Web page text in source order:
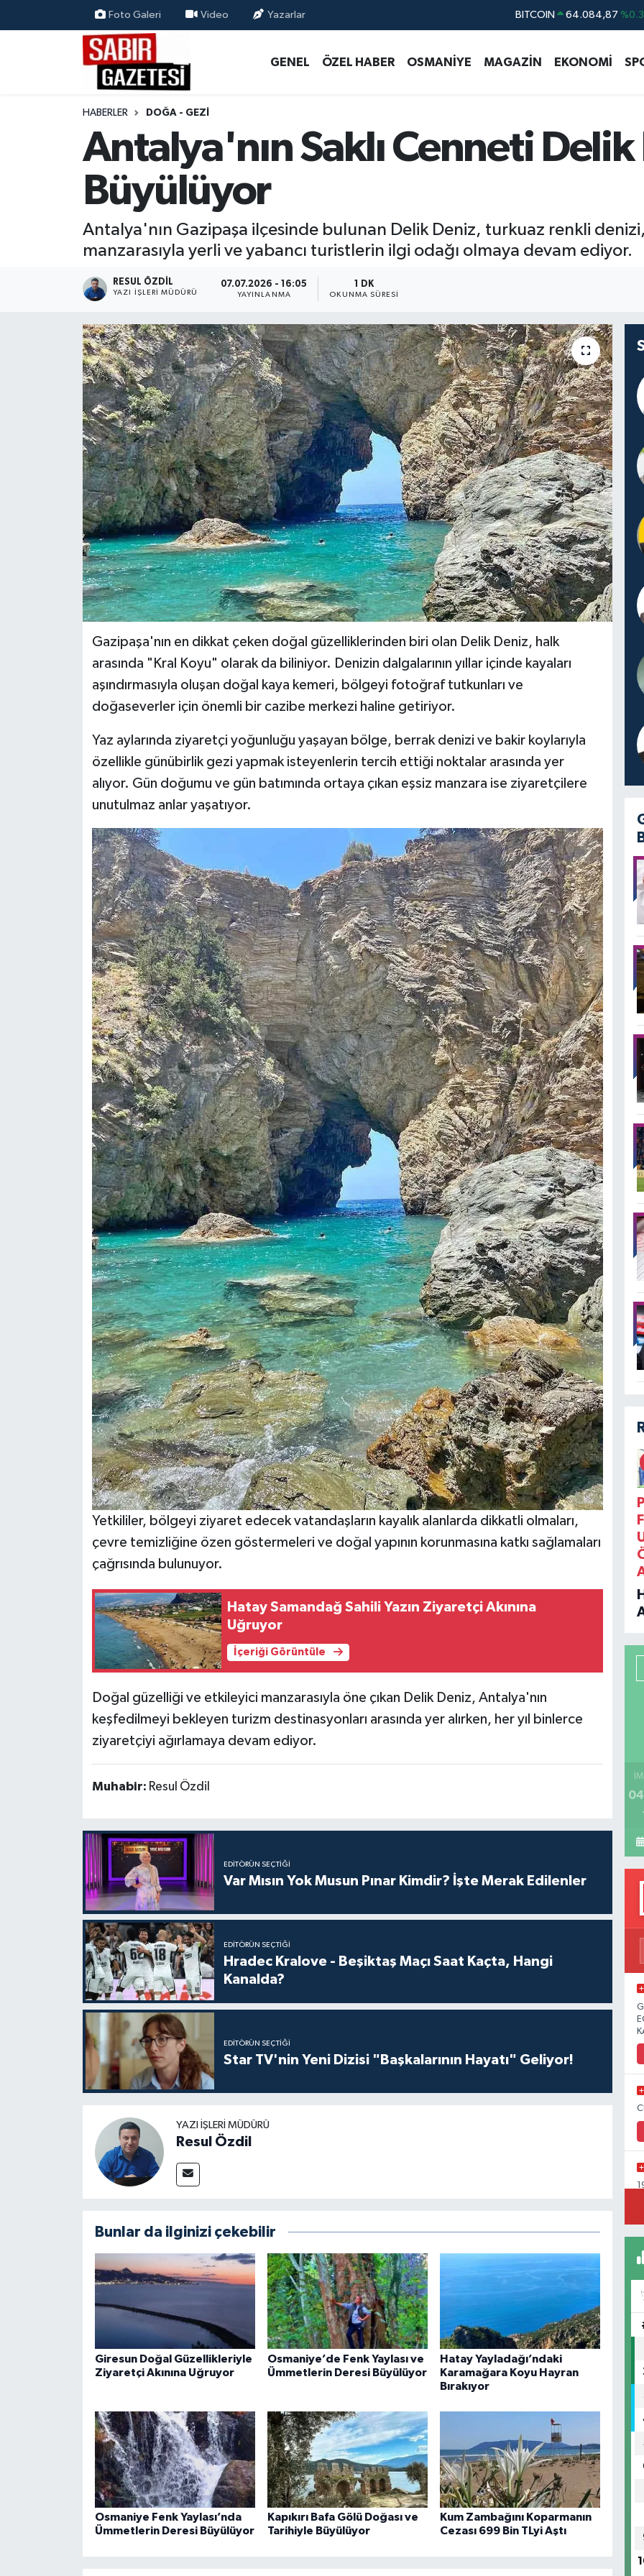
Foto Galeri Video Yazarlar BITCOIN 64.084,87
EURO 55,0126
BİST100 13.647 %-
GENEL ÖZEL HABER OSMANİYE MAGAZİN EKONOMİ
HABERLER DOĞA - GEZI
Antalya'nın Saklı Cenneti
Büyülüyor
Antalya'nın Gazipaşa ilçesinde bulunan Delik Deniz, turkuaz renkli
manzarasıyla yerli ve yabancı turistlerin ilgi odağı olmaya devam ediyor.
RESUL ÖZDIL
YAZI İŞLERI MÜDÜRÜ
07.07.2026 - 16:05
YAYINLANMA
1 DK
OKUNMA SÜRESI
Gazipaşa'nın en dikkat çeken doğal güzelliklerinden biri olan Delik Deniz, halk
arasında "Kral Koyu" olarak da biliniyor. Denizin dalgalarının yıllar içinde kayaları
aşındırmasıyla oluşan doğal kaya kemeri, bölgeyi fotoğraf tutkunları ve
doğaseverler için önemli bir cazibe merkezi haline getiriyor.
Yaz aylarında ziyaretçi yoğunluğu yaşayan bölge, berrak denizi ve bakir koylarıyla
özellikle günübirlik gezi yapmak isteyenlerin tercih ettiği noktalar arasında yer
alıyor. Gün doğumu ve gün batımında ortaya çıkan eşsiz manzara ise ziyaretçilere
unutulmaz anlar yaşatıyor.
Yetkililer, bölgeyi ziyaret edecek vatandaşların kayalık alanlarda dikkatli olmaları,
çevre temizliğine özen göstermeleri ve doğal yapının korunmasına katkı sağlamaları
çağrısında bulunuyor.
Hatay Samandağ Sahili Yazın Ziyaretçi Akınına
Uğruyor
İçeriği Görüntüle
Doğal güzelliği ve etkileyici manzarasıyla öne çıkan Delik Deniz, Antalya'nın
keşfedilmeyi bekleyen turizm destinasyonları arasında yer alırken, her yıl binlerce
ziyaretçiyi ağırlamaya devam ediyor.
Muhabir: Resul Özdil
EDITÖRÜN SEÇTIĞI
Var Mısın Yok Musun Pınar Kimdir? İşte Merak Edilenler
EDITÖRÜN SEÇTIĞI
Hradec Kralove - Beşiktaş Maçı Saat Kaçta, Hangi
Kanalda?
EDITÖRÜN SEÇTIĞI
Star TV'nin Yeni Dizisi "Başkalarının Hayatı" Geliyor!
YAZI İŞLERI MÜDÜRÜ
Resul Özdil
Bunlar da ilginizi çekebilir
Giresun Doğal Güzellikleriyle
Ziyaretçi Akınına Uğruyor
Osmaniye’de Fenk Yaylası ve
Ümmetlerin Deresi Büyülüyor
Hatay Yayladağı’ndaki
Karamağara Koyu Hayran
Bırakıyor
Osmaniye Fenk Yaylası’nda
Ümmetlerin Deresi Büyülüyor
Kapıkırı Bafa Gölü Doğası ve
Tarihiyle Büyülüyor
Kum Zambağını Koparmanın
Cezası 699 Bin TLyi Aştı
ÖZEL HABER
MAGAZİN
EKONOMİ
RESMİ İLANLAR
Osmaniye Nöbetçi Eczaneler
Osmaniye Hava Durumu
Süper Lig Puan Durumu ve Fikstür
Tüm Manşetler
Son Dakika Haberleri
Haber Arşivi